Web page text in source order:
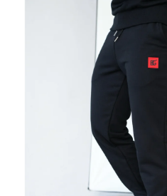
Odporúčame
KOMPLET LA BALANCIA CALVI ĽAN -